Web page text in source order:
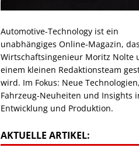
Automotive-Technology ist ein
unabhängiges Online-Magazin,
Wirtschaftsingenieur Moritz Nolte
einem kleinen Redaktionsteam
wird. Im Fokus: Neue Technologien,
Fahrzeug-Neuheiten und Insights
Entwicklung und Produktion.
AKTUELLE ARTIKEL: